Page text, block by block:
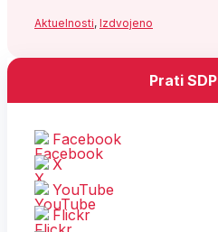
Aktuelnosti, Izdvojeno
Prati SDP
Facebook
X
YouTube
Flickr